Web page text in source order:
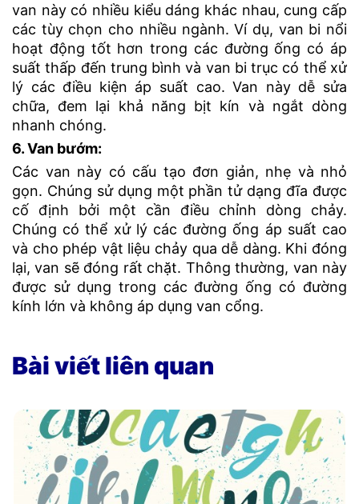
van này có nhiều kiểu dáng khác nhau, cung cấp
các tùy chọn cho nhiều ngành. Ví dụ, van bi nổi
hoạt động tốt hơn trong các đường ống có áp
suất thấp đến trung bình và van bi trục có thể xử
lý các điều kiện áp suất cao. Van này dễ sửa
chữa, đem lại khả năng bịt kín và ngắt dòng
nhanh chóng.
6. Van bướm:
Các van này có cấu tạo đơn giản, nhẹ và nhỏ
gọn. Chúng sử dụng một phần tử dạng đĩa được
cố định bởi một cần điều chỉnh dòng chảy.
Chúng có thể xử lý các đường ống áp suất cao
và cho phép vật liệu chảy qua dễ dàng. Khi đóng
lại, van sẽ đóng rất chặt. Thông thường, van này
được sử dụng trong các đường ống có đường
kính lớn và không áp dụng van cổng.
Bài viết liên quan